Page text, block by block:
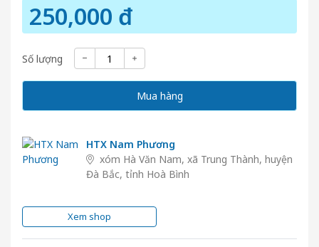
250,000 đ
Số lượng
Mua hàng
HTX Nam Phương
xóm Hà Văn Nam, xã Trung Thành, huyện
Đà Bắc, tỉnh Hoà Bình
Xem shop